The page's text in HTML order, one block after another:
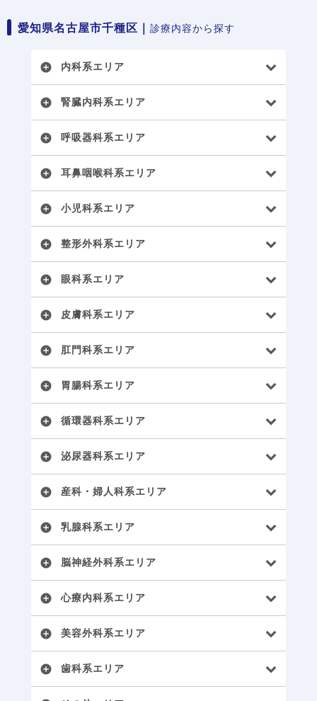
愛知県名古屋市千種区｜ 診療内容から探す
add_circle 内科系エリア
add_circle 腎臓内科系エリア
add_circle 呼吸器科系エリア
add_circle 耳鼻咽喉科系エリア
add_circle 小児科系エリア
add_circle 整形外科系エリア
add_circle 眼科系エリア
add_circle 皮膚科系エリア
add_circle 肛門科系エリア
add_circle 胃腸科系エリア
add_circle 循環器科系エリア
add_circle 泌尿器科系エリア
add_circle 産科・婦人科系エリア
add_circle 乳腺科系エリア
add_circle 脳神経外科系エリア
add_circle 心療内科系エリア
add_circle 美容外科系エリア
add_circle 歯科系エリア